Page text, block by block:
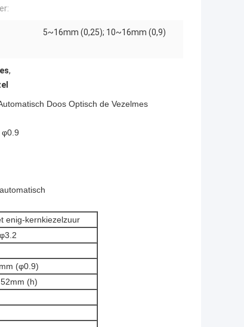
5~16mm (0,25); 10~16mm (0,9)
,
Doos Optisch de Vezelmes
φ0.9
enig-kernkiezelzuur
(φ0.9)
(h)